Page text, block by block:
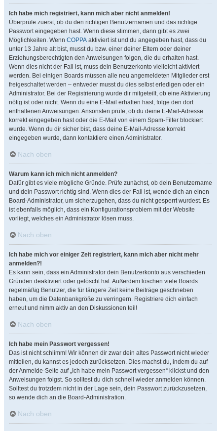
Ich habe mich registriert, kann mich aber nicht anmelden!
Überprüfe zuerst, ob du den richtigen Benutzernamen und das richtige
Passwort eingegeben hast. Wenn diese stimmen, dann gibt es zwei
Möglichkeiten. Wenn COPPA aktiviert ist und du angegeben hast, dass du
unter 13 Jahre alt bist, musst du bzw. einer deiner Eltern oder deiner
Erziehungsberechtigten den Anweisungen folgen, die du erhalten hast.
Wenn dies nicht der Fall ist, muss dein Benutzerkonto vielleicht aktiviert
werden. Bei einigen Boards müssen alle neu angemeldeten Mitglieder erst
freigeschaltet werden – entweder musst du dies selbst erledigen oder ein
Administrator. Bei der Registrierung wurde dir mitgeteilt, ob eine Aktivierung
nötig ist oder nicht. Wenn du eine E-Mail erhalten hast, folge den dort
enthaltenen Anweisungen. Ansonsten prüfe, ob du deine E-Mail-Adresse
korrekt eingegeben hast oder die E-Mail von einem Spam-Filter blockiert
wurde. Wenn du dir sicher bist, dass deine E-Mail-Adresse korrekt
eingegeben wurde, dann kontaktiere einen Administrator.
Nach oben
Warum kann ich mich nicht anmelden?
Dafür gibt es viele mögliche Gründe. Prüfe zunächst, ob dein Benutzername
und dein Passwort richtig sind. Wenn dies der Fall ist, wende dich an einen
Board-Administrator, um sicherzugehen, dass du nicht gesperrt wurdest. Es
ist ebenfalls möglich, dass ein Konfigurationsproblem mit der Website
vorliegt, welches ein Administrator lösen muss.
Nach oben
Ich habe mich vor einiger Zeit registriert, kann mich aber nicht mehr
anmelden?!
Es kann sein, dass ein Administrator dein Benutzerkonto aus verschieden
Gründen deaktiviert oder gelöscht hat. Außerdem löschen viele Boards
regelmäßig Benutzer, die für längere Zeit keine Beiträge geschrieben
haben, um die Datenbankgröße zu verringern. Registriere dich einfach
erneut und nimm aktiv an den Diskussionen teil!
Nach oben
Ich habe mein Passwort vergessen!
Das ist nicht schlimm! Wir können dir zwar dein altes Passwort nicht wieder
mitteilen, du kannst es jedoch zurücksetzen. Dies machst du, indem du auf
der Anmelde-Seite auf „Ich habe mein Passwort vergessen“ klickst und den
Anweisungen folgst. So solltest du dich schnell wieder anmelden können.
Solltest du trotzdem nicht in der Lage sein, dein Passwort zurückzusetzen,
so wende dich an die Board-Administration.
Nach oben